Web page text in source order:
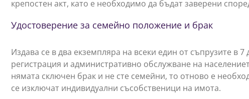
крепостен акт, като е необходимо да бъдат заверени
Удостоверение за семейно положение и брак
Издава се в два екземпляра на всеки един от съпрузите в
регистрация и административно обслужване на
нямата сключен брак и не сте семейни, то отново е
се изключат индивидуални съсобственици на имота.